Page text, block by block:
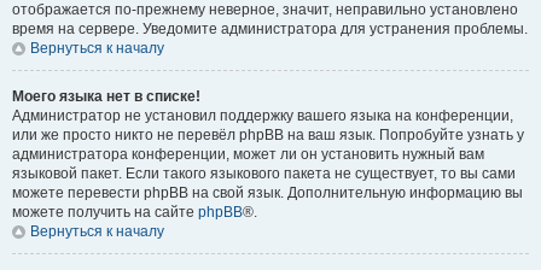
отображается по-прежнему неверное, значит, неправильно установлено
время на сервере. Уведомите администратора для устранения проблемы.
Вернуться к началу
Моего языка нет в списке!
Администратор не установил поддержку вашего языка на конференции,
или же просто никто не перевёл phpBB на ваш язык. Попробуйте узнать у
администратора конференции, может ли он установить нужный вам
языковой пакет. Если такого языкового пакета не существует, то вы сами
можете перевести phpBB на свой язык. Дополнительную информацию вы
можете получить на сайте phpBB®.
Вернуться к началу